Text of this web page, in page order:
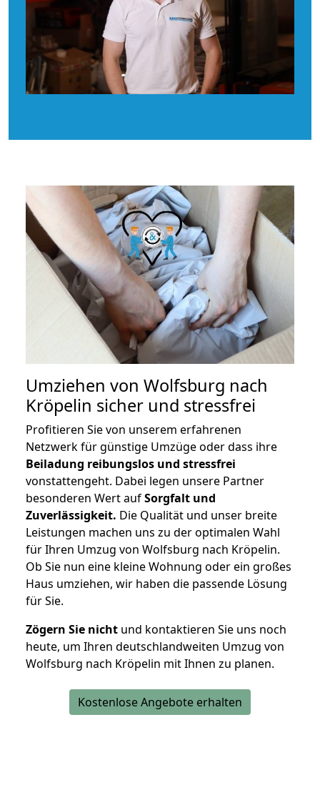
Umziehen von Wolfsburg nach
Kröpelin sicher und stressfrei
Profitieren Sie von unserem erfahrenen
Netzwerk für günstige Umzüge oder dass ihre
Beiladung reibungslos und stressfrei
vonstattengeht. Dabei legen unsere Partner
besonderen Wert aufSorgfalt und
Zuverlässigkeit. Die Qualität und unser breite
Leistungen machen uns zu der optimalen Wahl
für Ihren Umzug von Wolfsburg nach Kröpelin.
Ob Sie nun eine kleine Wohnung oder ein großes
Haus umziehen, wir haben die passende Lösung
für Sie.
Zögern Sie nicht und kontaktieren Sie uns noch
heute, um Ihren deutschlandweiten Umzug von
Wolfsburg nach Kröpelin mit Ihnen zu planen.
Kostenlose Angebote erhalten